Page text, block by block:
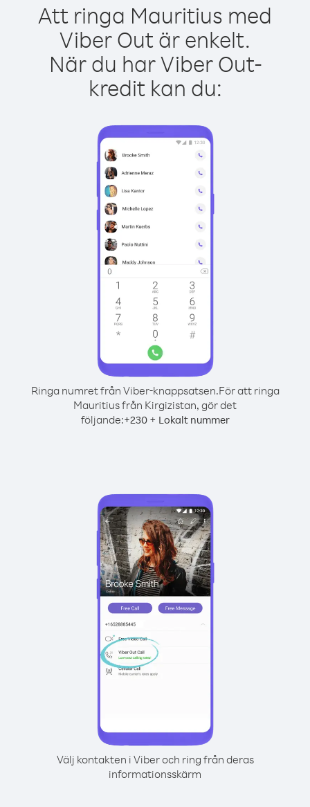
Att ringa Mauritius med
Viber Out är enkelt.
När du har Viber Out-
kredit kan du:
Ringa numret från Viber-knappsatsen.För att ringa
Mauritius från Kirgizistan, gör det
följande:+230+ Lokalt nummer
Välj kontakten i Viber och ring från deras
informationsskärm